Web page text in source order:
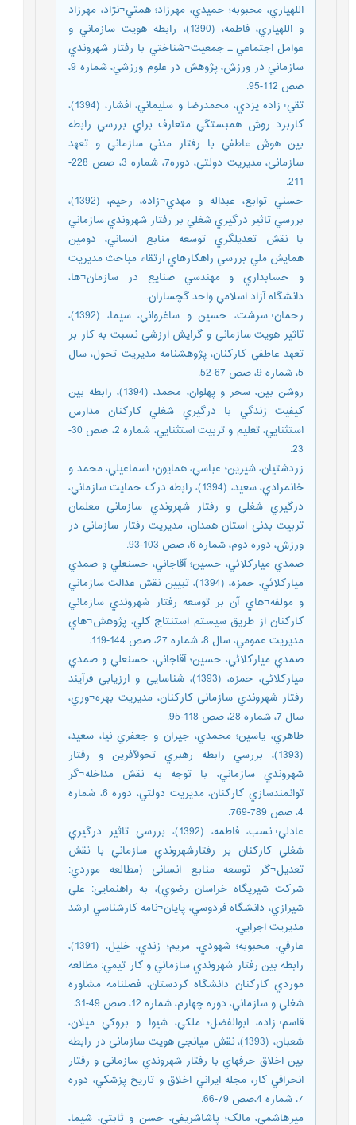
اللهياري، محبوبه؛ حميدي، مهرزاد؛ همتي¬نژاد، مهرزاد
و اللهياري، فاطمه، (1390)، رابطه هويت سازماني و
عوامل اجتماعي ـ جمعيت¬‏شناختي با رفتار شهروندي
سازماني در ورزش، پژوهش در علوم ورزشي، شماره 9،
صص 112-95.
تقي¬زاده يزدي، محمدرضا و سليماني، افشار، (1394)،
کاربرد روش همبستگي متعارف براي بررسي رابطه
بين هوش عاطفي با رفتار مدني سازماني و تعهد
سازماني، مديريت دولتي، دوره7، شماره 3، صص 228-
211.
حسني توابع، عبداله و مهدي¬زاده، رحيم، (1392)،
بررسي تاثير درگيري شغلي بر رفتار شهروندي سازماني
با نقش تعديلگري توسعه منابع انساني، دومين
همايش ملي بررسي راهکارهاي ارتقاء مباحث مديريت
و حسابداري و مهندسي صنايع در سازمان¬ها،
دانشگاه آزاد اسلامي واحد گچساران.
رحمان¬سرشت، حسين و ساغرواني، سيما، (1392)،
تاثير هويت سازماني و گرايش ارزشي نسبت به کار بر
تعهد عاطفي کارکنان، پژوهشنامه مديريت تحول، سال
5، شماره 9، صص 67-52.
روشن بين، سحر و پهلوان، محمد، (1394)، رابطه بين
کيفيت زندگي با درگيري شغلي کارکنان مدارس
استثنايي، تعليم و تربيت استثنايي، شماره 2، صص 30-
23.
زردشتيان، شيرين؛ عباسي، همايون؛ اسماعيلي، محمد و
خانمرادي، سعيد، (1394)، رابطه درک حمايت سازماني،
درگيري شغلي و رفتار شهروندي سازماني معلمان
تربيت بدني استان همدان، مديريت رفتار سازماني در
ورزش، دوره دوم، شماره 6، صص 103-93.
صمدي ميارکلائي، حسين؛ آقاجاني، حسنعلي و صمدي
ميارکلائي، حمزه، (1394)، تبيين نقش عدالت سازماني
و مولفه¬هاي آن بر توسعه رفتار شهروندي سازماني
کارکنان از طريق سيستم استنتاج کلي، پژوهش¬هاي
مديريت عمومي، سال 8، شماره 27، صص 144-119.
صمدي ميارکلائي، حسين؛ آقاجاني، حسنعلي و صمدي
ميارکلائي، حمزه، (1393)، شناسايي و ارزيابي فرآيند
رفتار شهروندي سازماني کارکنان، مديريت بهره¬وري،
سال 7، شماره 28، صص 118-95.
طاهري، ياسين؛ محمدي، جيران و جعفري نيا، سعيد،
(1393)، بررسي رابطه رهبري تحول‏آفرين و رفتار
شهروندي سازماني، با توجه به نقش مداخله¬گر
توانمندسازي کارکنان، مديريت دولتي، دوره 6، شماره
4، صص 789-769.
عادلي¬نسب، فاطمه، (1392)، بررسي تاثير درگيري
شغلي کارکنان بر رفتارشهروندي سازماني با نقش
تعديل¬گر توسعه منابع انساني (مطالعه موردي:
شرکت شيرپگاه خراسان رضوي)، به راهنمايي: علي
شيرازي، دانشگاه فردوسي، پايان¬نامه کارشناسي ارشد
مديريت اجرايي.
عارفي، محبوبه؛ شهودي، مريم؛ زندي، خليل، (1391)،
رابطه بين رفتار شهروندي سازماني و کار تيمي: مطالعه
موردي کارکنان دانشگاه کردستان، فصلنامه مشاوره
شغلي و سازماني، دوره چهارم، شماره 12، صص 49-31.
قاسم¬زاده، ابوالفضل؛ ملکي، شيوا و بروکي ميلان،
شعبان، (1393)، نقش ميانجي هويت سازماني در رابطه
بين اخلاق حرفه‏اي با رفتار شهروندي سازماني و رفتار
انحرافي کار، مجله ايراني اخلاق و تاريخ پزشکي، دوره
7، شماره 4،صص 79-66.
ميرهاشمي، مالک؛ پاشاشريفي، حسن و ثابتي، شيما،